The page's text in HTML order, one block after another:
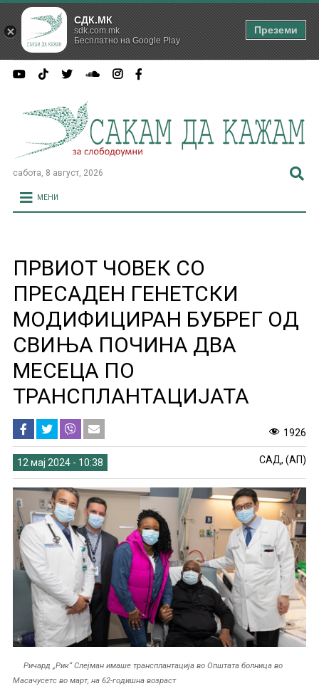
сабота, 8 август, 2026
МЕНИ
ПРВИОТ ЧОВЕК СО
ПРЕСАДЕН ГЕНЕТСКИ
МОДИФИЦИРАН БУБРЕГ ОД
СВИЊА ПОЧИНА ДВА
МЕСЕЦА ПО
ТРАНСПЛАНТАЦИЈАТА
1926
12 мај 2024 - 10:38 САД, (АП)
Ричард „Рик“ Слејман имаше трансплантација во Општата болница во
Масачусетс во март, на 62-годишна возраст
СДК.МК
sdk.com.mk
Бесплатно на Google Play
Преземи